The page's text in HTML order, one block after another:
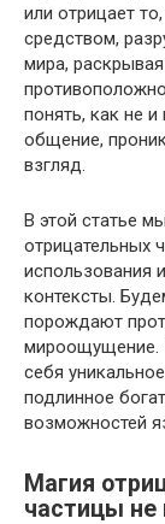
или отрицает
средством,
мира,
понять, как не
общение,
взгляд.
В этой статье
отрицательных
использования
контексты.
порождают
мироощущение.
себя
подлинное
возможностей
Магия
частицы не